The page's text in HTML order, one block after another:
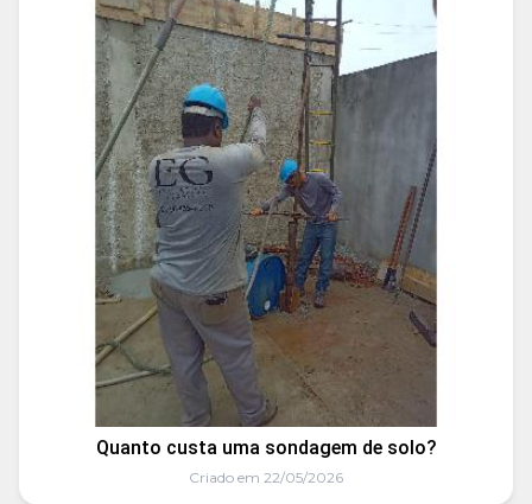
Quanto custa uma sondagem de solo?
Criado em 22/05/2026